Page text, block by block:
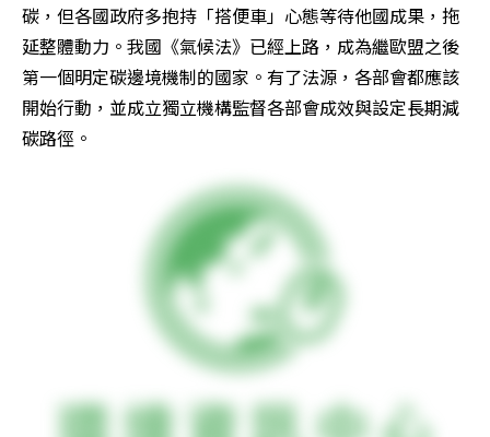
碳，但各國政府多抱持「搭便車」心態等待他國成果，拖
延整體動力。我國《氣候法》已經上路，成為繼歐盟之後
第一個明定碳邊境機制的國家。有了法源，各部會都應該
開始行動，並成立獨立機構監督各部會成效與設定長期減
碳路徑。